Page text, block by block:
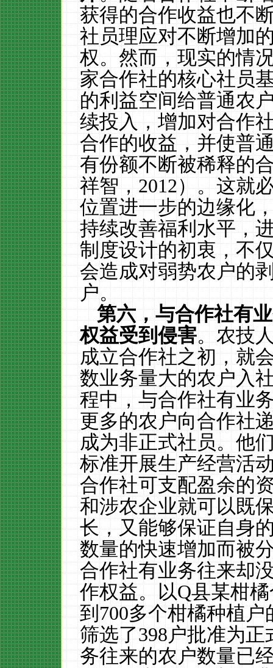
获得的合作收益也不
社员理应对不断增加
权。然而，现实的情
家合作社的核心社员
的利益空间给普通农
续投入，增加对合作
合作的收益，并使普
有份额不断被稀释的
祥智，2012）。这就
位置进一步的边缘化
持续改善福利水平，
制度设计的初衷，不
会造成对弱势农户的
户。
第六，与合作社有
权益受到侵害。农技
成立合作社之初，就
数业务量大的农户入
程中，与合作社有业
更多的农户向合作社
成为非正式社员。他
标准开展生产经营活
合作社可支配盈余的
和涉农企业就可以既
长，又能够保证自身
数量的快速增加而被
合作社有业务往来却
作权益。以Q县某柑
到700多个柑橘种植户
筛选了398户批准为正
务往来的农户数量已